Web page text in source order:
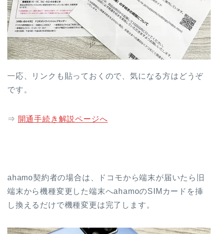
一応、リンクも貼っておくので、気になる方はどうぞ
です。
⇒ 開通手続き解説ページへ
ahamo契約者の場合は、ドコモから端末が届いたら旧
端末から機種変更した端末へahamoのSIMカードを挿
し換えるだけで機種変更は完了します。